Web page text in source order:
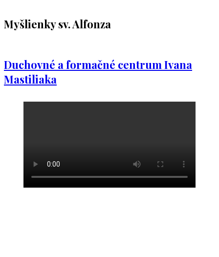
Myšlienky sv. Alfonza
Duchovné a formačné centrum Ivana
Mastiliaka